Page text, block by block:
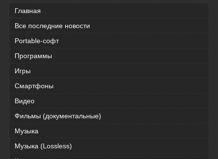
Главная
Все последние новости
Portable-софт
Программы
Игры
Смартфоны
Видео
Фильмы (документальные)
Музыка
Музыка (Lossless)